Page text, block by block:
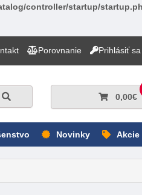
controller/startup/
Porovnanie Prihlásiť sa
Hľadať 0,00€
Novinky Akcie